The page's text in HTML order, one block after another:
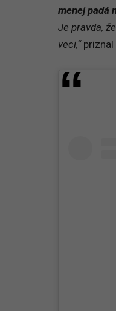
menej padá
Je pravda, že
veci,“priznal